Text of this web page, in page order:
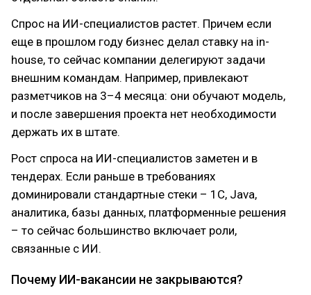
Спрос на ИИ-специалистов растет. Причем если
еще в прошлом году бизнес делал ставку на in-
house, то сейчас компании делегируют задачи
внешним командам. Например, привлекают
разметчиков на 3–4 месяца: они обучают модель,
и после завершения проекта нет необходимости
держать их в штате.
Рост спроса на ИИ-специалистов заметен и в
тендерах. Если раньше в требованиях
доминировали стандартные стеки – 1С, Java,
аналитика, базы данных, платформенные решения
– то сейчас большинство включает роли,
связанные с ИИ.
Почему ИИ-вакансии не закрываются?